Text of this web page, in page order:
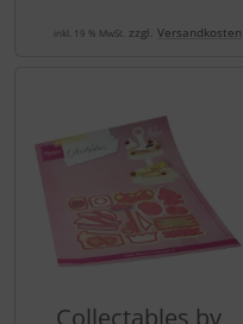
inkl. 19 % MwSt. zzgl. Versandkosten